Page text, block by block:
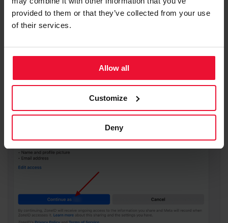
provided to them or that they’ve collected from your use
of their services.
Allow all
Customize
Deny
НажмитеContinue as ...для подтверждения.